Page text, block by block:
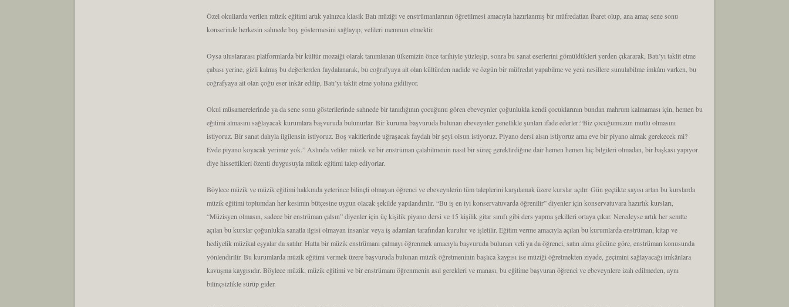
Özel okullarda verilen müzik eğitimi artık yalnızca klasik Batı müziği ve enstrümanlarının öğretilmesi amacıyla hazırlanmış bir müfredattan ibaret olup, ana amaç sene sonu
konserinde herkesin sahnede boy göstermesini sağlayıp, velileri memnun etmektir.
Oysa uluslararası platformlarda bir kültür mozaiği olarak tanımlanan ülkemizin önce tarihiyle yüzleşip, sonra bu sanat eserlerini gömüldükleri yerden çıkararak, Batı’yı taklit etme
çabası yerine, gizli kalmış bu değerlerden faydalanarak, bu coğrafyaya ait olan kültürden nadide ve özgün bir müfredat yapabilme ve yeni nesillere sunulabilme imkânı varken, bu
coğrafyaya ait olan çoğu eser inkâr edilip, Batı’yı taklit etme yoluna gidiliyor.
Okul müsamerelerinde ya da sene sonu gösterilerinde sahnede bir tanıdığının çocuğunu gören ebeveynler çoğunlukla kendi çocuklarının bundan mahrum kalmaması için, hemen bu
eğitimi almasını sağlayacak kurumlara başvuruda bulunurlar. Bir kuruma başvuruda bulunan ebeveynler genellikle şunları ifade ederler:“Biz çocuğumuzun mutlu olmasını
istiyoruz. Bir sanat dalıyla ilgilensin istiyoruz. Boş vakitlerinde uğraşacak faydalı bir şeyi olsun istiyoruz. Piyano dersi alsın istiyoruz ama eve bir piyano almak gerekecek mi?
Evde piyano koyacak yerimiz yok.” Aslında veliler müzik ve bir enstrüman çalabilmenin nasıl bir süreç gerektirdiğine dair hemen hemen hiç bilgileri olmadan, bir başkası yapıyor
diye hissettikleri özenti duygusuyla müzik eğitimi talep ediyorlar.
Böylece müzik ve müzik eğitimi hakkında yeterince bilinçli olmayan öğrenci ve ebeveynlerin tüm taleplerini karşılamak üzere kurslar açılır. Gün geçtikte sayısı artan bu kurslarda
müzik eğitimi toplumdan her kesimin bütçesine uygun olacak şekilde yapılandırılır. “Bu iş en iyi konservatuvarda öğrenilir” diyenler için konservatuvara hazırlık kursları,
“Müzisyen olmasın, sadece bir enstrüman çalsın” diyenler için üç kişilik piyano dersi ve 15 kişilik gitar sınıfı gibi ders yapma şekilleri ortaya çıkar. Neredeyse artık her semtte
açılan bu kurslar çoğunlukla sanatla ilgisi olmayan insanlar veya iş adamları tarafından kurulur ve işletilir. Eğitim verme amacıyla açılan bu kurumlarda enstrüman, kitap ve
hediyelik müzikal eşyalar da satılır. Hatta bir müzik enstrümanı çalmayı öğrenmek amacıyla başvuruda bulunan veli ya da öğrenci, satın alma gücüne göre, enstrüman konusunda
yönlendirilir. Bu kurumlarda müzik eğitimi vermek üzere başvuruda bulunan müzik öğretmeninin başlıca kaygısı ise müziği öğretmekten ziyade, geçimini sağlayacağı imkânlara
kavuşma kaygısıdır. Böylece müzik, müzik eğitimi ve bir enstrümanı öğrenmenin asıl gerekleri ve manası, bu eğitime başvuran öğrenci ve ebeveynlere izah edilmeden, aynı
bilinçsizlikle sürüp gider.